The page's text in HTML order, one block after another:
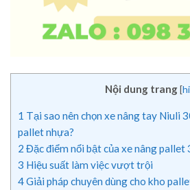
Nội dung trang [
1 Tại sao nên chọn xe nâng tay Niuli
pallet nhựa?
2 Đặc điểm nổi bật của xe nâng pallet
3 Hiệu suất làm việc vượt trội
4Giải pháp chuyên dùng cho kho